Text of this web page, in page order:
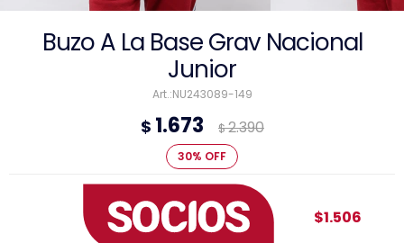
Buzo A La Base Grav Nacional
Junior
NU243089-149
$ 1.673 $2.390
30
$1.506